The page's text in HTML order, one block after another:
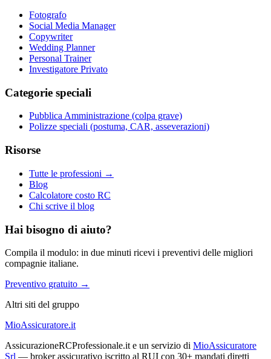
Fotografo
Social Media Manager
Copywriter
Wedding Planner
Personal Trainer
Investigatore Privato
Categorie speciali
Pubblica Amministrazione (colpa grave)
Polizze speciali (postuma, CAR, asseverazioni)
Risorse
Tutte le professioni →
Blog
Calcolatore costo RC
Chi scrive il blog
Hai bisogno di aiuto?
Compila il modulo: in due minuti ricevi i preventivi delle migliori
compagnie italiane.
Preventivo gratuito →
Altri siti del gruppo
MioAssicuratore.it
AssicurazioneRCProfessionale.it e un servizio di MioAssicuratore
Srl — broker assicurativo iscritto al RUI con 30+ mandati diretti